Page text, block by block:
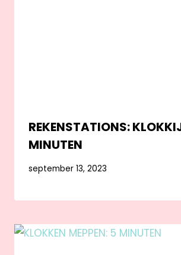
REKENSTATIONS:
MINUTEN
september 13, 2023